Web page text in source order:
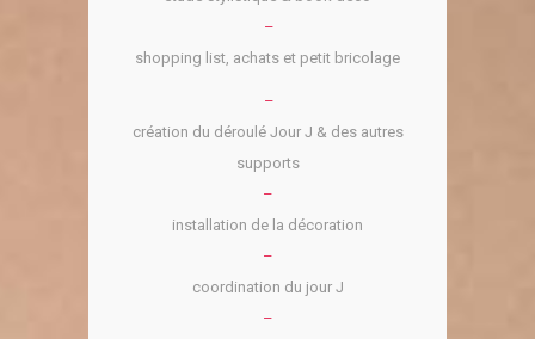
–
shopping list, achats et petit bricolage
–
création du déroulé Jour J & des autres
supports
–
installation de la décoration
–
coordination du jour J
–